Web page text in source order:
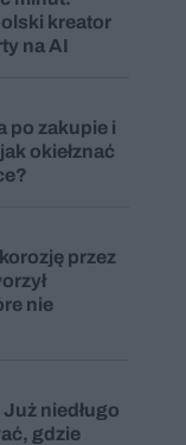
kreator
na AI
po zakupie i
okiełznać
przez
nie
niedługo
gdzie